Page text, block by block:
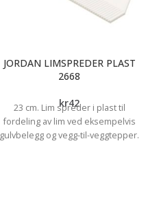
JORDAN LIMSPREDER PLAST
2668
kr42
23 cm. Lim spreder i plast til
fordeling av lim ved eksempelvis
gulvbelegg og vegg-til-veggtepper.